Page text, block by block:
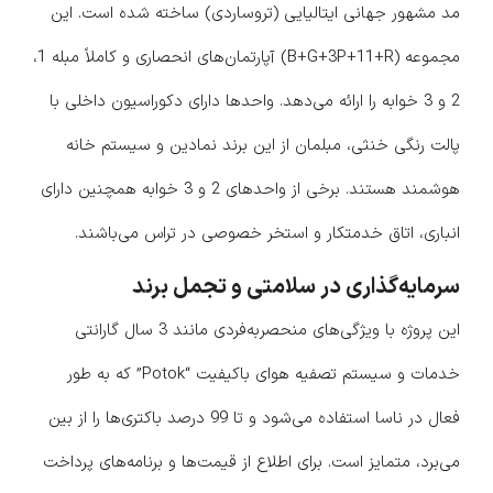
مد مشهور جهانی ایتالیایی (تروساردی) ساخته شده است. این
مجموعه (B+G+3P+11+R) آپارتمان‌های انحصاری و کاملاً مبله 1،
2 و 3 خوابه را ارائه می‌دهد. واحدها دارای دکوراسیون داخلی با
پالت رنگی خنثی، مبلمان از این برند نمادین و سیستم خانه
هوشمند هستند. برخی از واحدهای 2 و 3 خوابه همچنین دارای
انباری، اتاق خدمتکار و استخر خصوصی در تراس می‌باشند.
سرمایه‌گذاری در سلامتی و تجمل برند
این پروژه با ویژگی‌های منحصربه‌فردی مانند 3 سال گارانتی
خدمات و سیستم تصفیه هوای باکیفیت “Potok” که به طور
فعال در ناسا استفاده می‌شود و تا 99 درصد باکتری‌ها را از بین
می‌برد، متمایز است. برای اطلاع از قیمت‌ها و برنامه‌های پرداخت